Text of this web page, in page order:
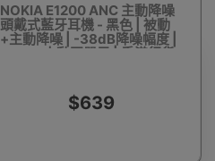
NOKIA E1200 ANC 主動降噪
頭戴式藍牙耳機 - 黑色 | 被動
+主動降噪 | -38dB降噪幅度 |
40mm大動圈單元 | 香港行貨
$639